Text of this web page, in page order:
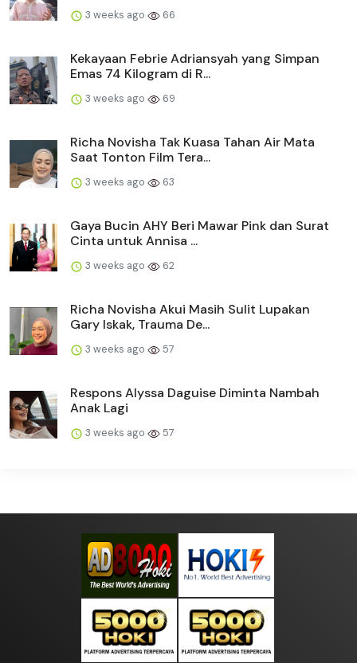
3 weeks ago 66
Kekayaan Febrie Adriansyah yang Simpan
Emas 74 Kilogram di R...
3 weeks ago 69
Richa Novisha Tak Kuasa Tahan Air Mata
Saat Tonton Film Tera...
3 weeks ago 63
Gaya Bucin AHY Beri Mawar Pink dan Surat
Cinta untuk Annisa ...
3 weeks ago 62
Richa Novisha Akui Masih Sulit Lupakan
Gary Iskak, Trauma De...
3 weeks ago 57
Respons Alyssa Daguise Diminta Nambah
Anak Lagi
3 weeks ago 57